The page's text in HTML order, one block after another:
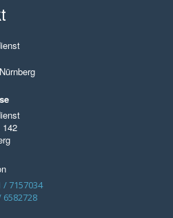
142
/ 7157034
6582728